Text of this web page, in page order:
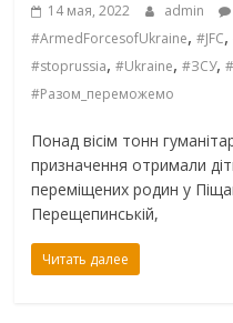
14 мая, 2022 admin
#ArmedForcesofUkraine,#JFC,
#stoprussia,#Ukraine,#ЗСУ,
#Разом_переможемо
Понад вісім тонн
призначення отримали
переміщених родин у
Перещепинській,
Читать далее